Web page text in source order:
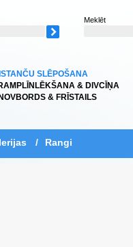
Meklēt
SLĒPOŠANA
& DIVCĪŅA
& FRĪSTAILS
/ Rangi